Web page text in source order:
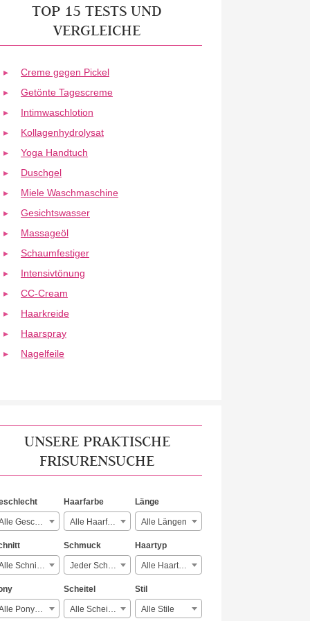
TOP 15 TESTS UND
VERGLEICHE
Creme gegen Pickel
Getönte Tagescreme
Intimwaschlotion
Kollagenhydrolysat
Yoga Handtuch
Duschgel
Miele Waschmaschine
Gesichtswasser
Massageöl
Schaumfestiger
Intensivtönung
CC-Cream
Haarkreide
Haarspray
Nagelfeile
UNSERE PRAKTISCHE
FRISURENSUCHE
Alle Geschlechter
Haarfarbe
Alle Haarfarben
Länge
Alle Längen
Alle Schnitte
Schmuck
Jeder Schmuck
Haartyp
Alle Haartypen
Alle Ponyarten
Scheitel
Alle Scheitelarten
Stil
Alle Stile